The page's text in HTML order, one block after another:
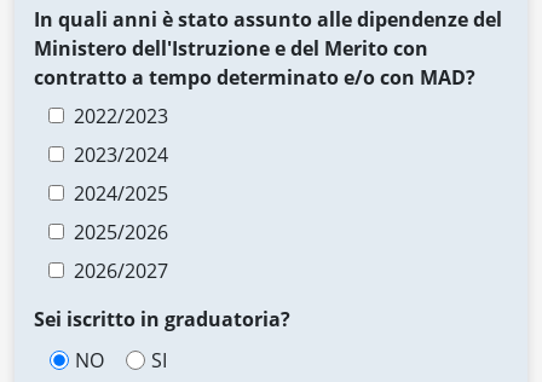
In quali anni è stato assunto alle dipendenze del
Ministero dell'Istruzione e del Merito con
contratto a tempo determinato e/o con MAD?
2022/2023
2023/2024
2024/2025
2025/2026
2026/2027
Sei iscritto in graduatoria?
NO
SI